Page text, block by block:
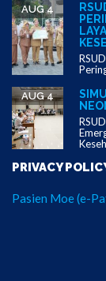
AUG 4
AUG 4
PRIVACY
Pasien Moe (e-